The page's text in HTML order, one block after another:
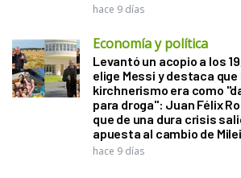
hace 9 días
Economía y política
Levantó un acopio a los
elige Messi y destaca
kirchnerismo era como
para droga": Juan Félix
que de una dura crisis
apuesta al cambio de Milei
hace 9 días